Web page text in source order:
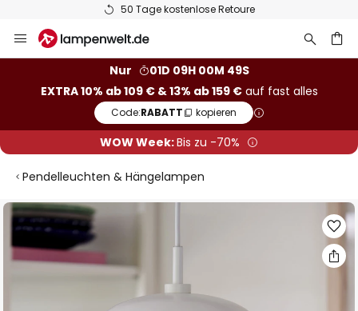
50 Tage kostenlose Retoure
Inhalt
Nur
01D 09H 00M 49S
EXTRA 10% ab 109 € & 13% ab 159 €auf fast alles
Code:RABATT kopieren
WOW Week:Bis zu -70%
Pendelleuchten & Hängelampen
Zum
Ende
der